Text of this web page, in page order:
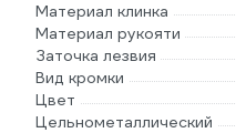
Материал клинка
Материал рукояти
Заточка лезвия
Вид кромки
Цвет
Цельнометаллический